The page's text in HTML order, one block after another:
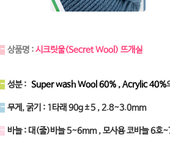
- 상품명 :시크릿울(Secret Wool) 뜨개실
- 성분 : Super wash Wool 60% , Acrylic 40%
- 무게, 굵기 : 1타래 90g±5 , 2.8~3.0mm
- 바늘 : 대(줄)바늘 5~6mm , 모사용 코바늘 6호